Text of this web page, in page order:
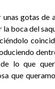
gotas de
boca del
lo que
que